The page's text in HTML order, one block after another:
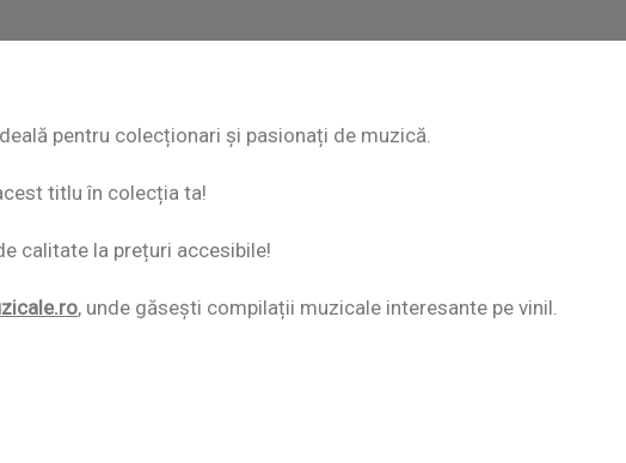
pentru colecționari și pasionați de muzică.
titlu în colecția ta!
calitate la prețuri accesibile!
, unde găsești compilații muzicale interesante pe vinil.